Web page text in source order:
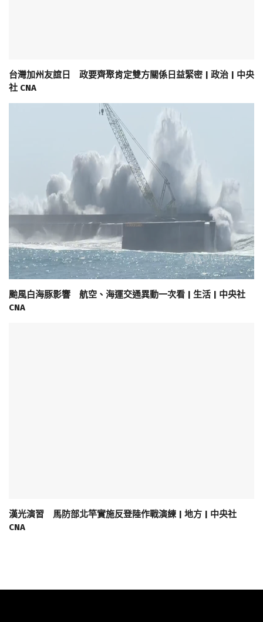
台灣加州友誼日 政要齊聚肯定雙方關係日益緊密 | 政治 | 中央
社 CNA
颱風白海豚影響 航空、海運交通異動一次看 | 生活 | 中央社
CNA
漢光演習 馬防部北竿實施反登陸作戰演練 | 地方 | 中央社
CNA